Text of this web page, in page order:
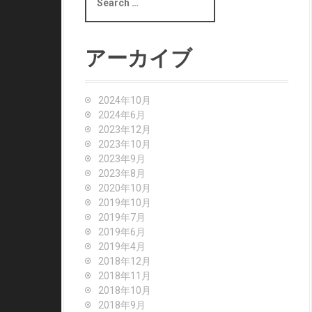
a
c
h
アーカイブ
2024年10月
2024年6月
2023年12月
2023年10月
2023年9月
2023年8月
2020年10月
2019年10月
2019年7月
2019年6月
2019年4月
2018年12月
2018年11月
2018年10月
2018年9月